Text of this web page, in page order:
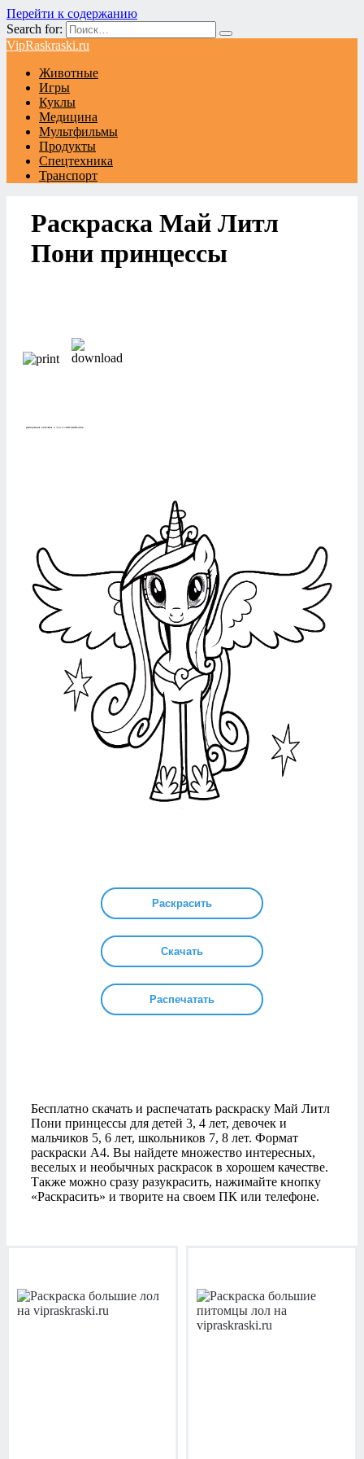
Перейти к содержанию
Search for:
VipRaskraski.ru
Животные
Игры
Куклы
Медицина
Мультфильмы
Продукты
Спецтехника
Транспорт
Раскраска Май Литл
Пони принцессы
Раскрасить
Скачать
Распечатать
Бесплатно скачать и распечатать раскраску Май Литл
Пони принцессы для детей 3, 4 лет, девочек и
мальчиков 5, 6 лет, школьников 7, 8 лет. Формат
раскраски А4. Вы найдете множество интересных,
веселых и необычных раскрасок в хорошем качестве.
Также можно сразу разукрасить, нажимайте кнопку
«Раскрасить» и творите на своем ПК или телефоне.